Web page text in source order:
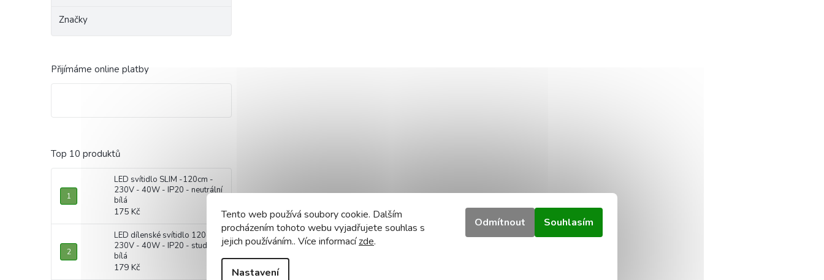
Tento web používá soubory cookie. Dalším
procházením tohoto webu vyjadřujete souhlas s
jejich používáním.. Více informacízde.
Nastavení
Odmítnout Souhlasím
Značky
Přijímáme online platby
Top 10 produktů
LED svítidlo SLIM -120cm -
230V - 40W - IP20 - neutrální
bílá
175 Kč
LED dílenské svítidlo 120cm -
230V - 40W - IP20 - studená
bílá
179 Kč